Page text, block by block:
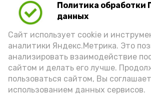
Политика обработки
данных
Сайт использует cookie и
аналитики Яндекс.Метрика. Это
анализировать взаимодействие
сайтом и делать его лучше.
пользоваться сайтом, Вы
использованием данных сервисов.